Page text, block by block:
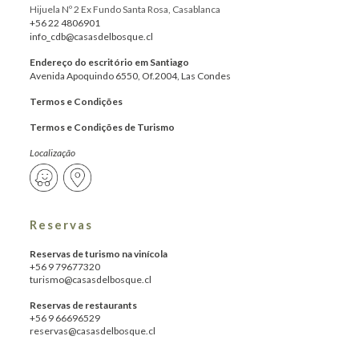
Hijuela Nº 2 Ex Fundo Santa Rosa, Casablanca
+56 22 4806901
info_cdb@casasdelbosque.cl
Endereço do escritório em Santiago
Avenida Apoquindo 6550, Of.2004, Las Condes
Termos e Condições
Termos e Condições de Turismo
Localização
Reservas
Reservas de turismo na vinícola
+56 9 79677320
turismo@casasdelbosque.cl
Reservas de restaurants
+56 9 66696529
reservas@casasdelbosque.cl